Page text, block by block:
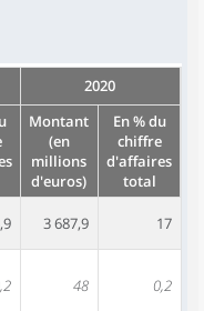
2020
Montant
(en
millions
d'euros)
En % du
chiffre
d'affaires
total
3 687,9 17
48 0,2